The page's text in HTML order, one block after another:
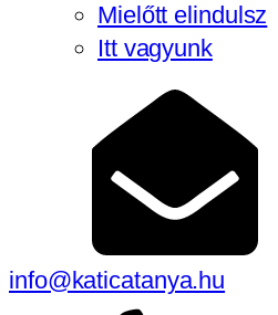
Mielőtt elindulsz
Itt vagyunk
info@katicatanya.hu